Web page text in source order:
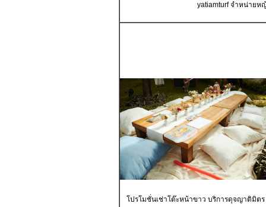
yatiamturf จำหน่าย
โปรโมชั่นเช่าโต๊ะหน้าขาว บริการดุจญาติมิตร